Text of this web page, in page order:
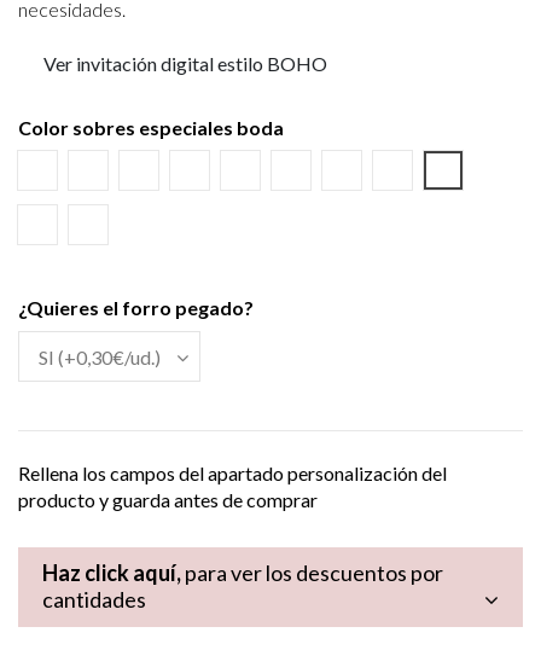
necesidades.
Ver invitación digital estilo BOHO
Color sobres especiales boda
¿Quieres el forro pegado?
Rellena los campos del apartado personalización del
producto y guarda antes de comprar
Haz click aquí,para ver los descuentos por
cantidades